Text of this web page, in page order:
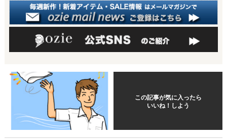
この記事が気に入ったら
いいね！しよう